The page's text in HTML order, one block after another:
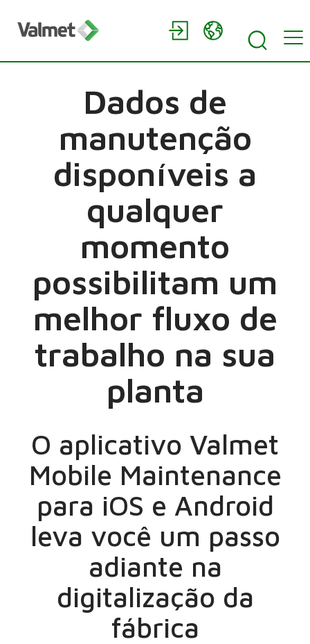
Dados de
manutenção
disponíveis a
qualquer
momento
possibilitam um
melhor fluxo de
trabalho na sua
planta
O aplicativo Valmet
Mobile Maintenance
para iOS e Android
leva você um passo
adiante na
digitalização da
fábrica